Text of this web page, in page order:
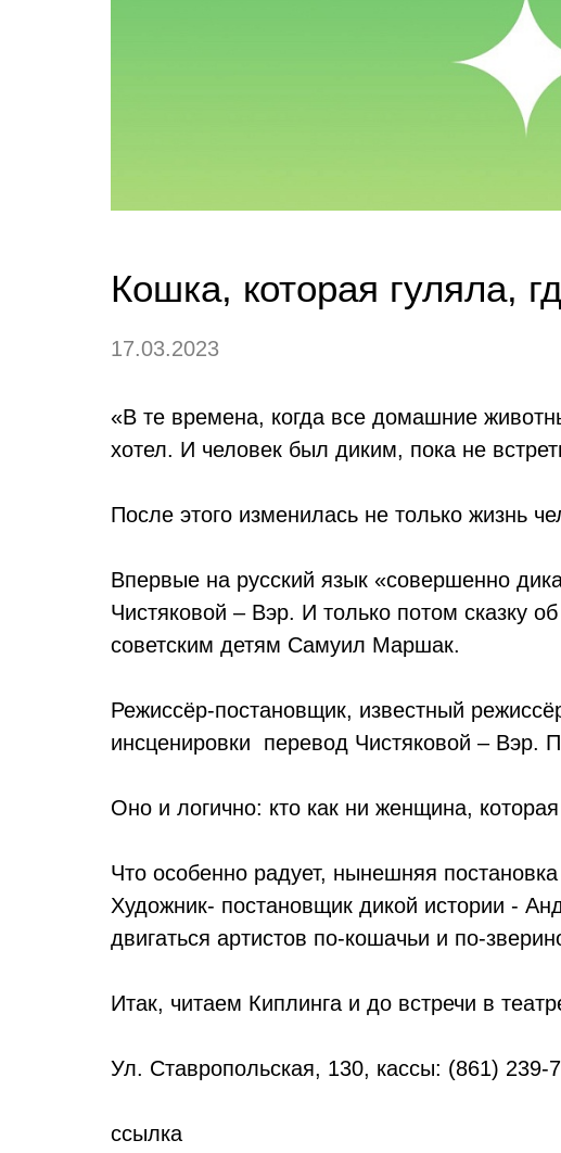
Кошка, которая гуляла,
17.03.2023
«В те времена, когда все домашние
хотел. И человек был диким, пока не
После этого изменилась не только жизнь
Впервые на русский язык «совершенно
Чистяковой – Вэр. И только потом сказку
советским детям Самуил Маршак.
Режиссёр-постановщик, известный
инсценировки перевод Чистяковой – Вэр.
Оно и логично: кто как ни женщина,
Что особенно радует, нынешняя
Художник- постановщик дикой истории -
двигаться артистов по-кошачьи и по-
Итак, читаем Киплинга и до встречи в
Ул. Ставропольская, 130, кассы: (861) 239-
ссылка